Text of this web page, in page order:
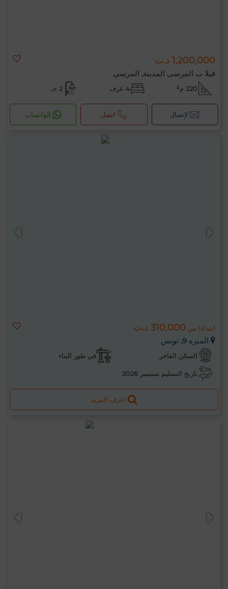
1,200,000 د.ت
فيلا ب المرسى المدينة, المرسى
220 م² 4 غرف 2 حـ
لإتصال اتصل الواتساب
ابتداءا من 310,000 د.ت
المنزه 9, تونس
السكن الفاخر في طور البناء
تاريخ التسليم سبتمبر 2026
اعرف المزيد